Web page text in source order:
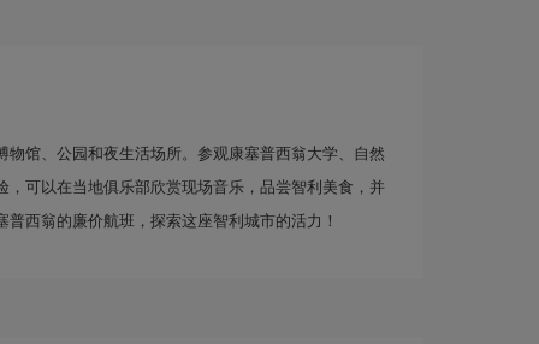
馆、公园和夜生活场所。参观康塞普西翁大学、自然
可以在当地俱乐部欣赏现场音乐，品尝智利美食，并
西翁的廉价航班，探索这座智利城市的活力！